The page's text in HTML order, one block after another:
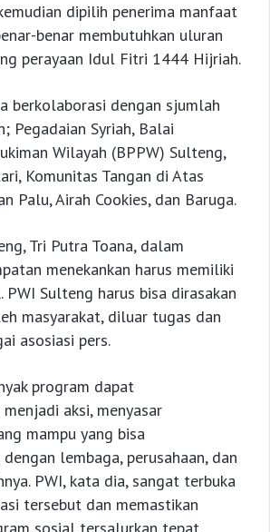
dipilih penerima manfaat
benar membutuhkan uluran
perayaan Idul Fitri 1444 Hijriah.
berkolaborasi dengan sjumlah
Pegadaian Syriah, Balai
Wilayah (BPPW) Sulteng,
Komunitas Tangan di Atas
Palu, Airah Cookies, dan Baruga.
Tri Putra Toana, dalam
menekankan harus memiliki
PWI Sulteng harus bisa dirasakan
masyarakat, diluar tugas dan
asosiasi pers.
program dapat
aksi, menyasar
mampu yang bisa
lembaga, perusahaan, dan
PWI, kata dia, sangat terbuka
tersebut dan memastikan